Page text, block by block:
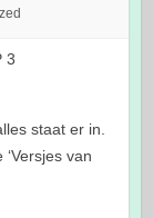
3
staat er in.
van